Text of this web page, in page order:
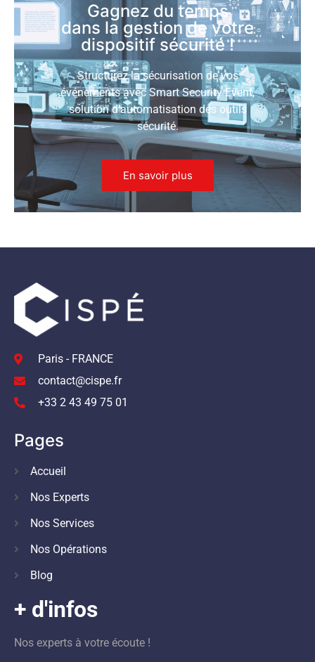
Gagnez du temps
dans la gestion de votre
dispositif sécurité !
Structurez la sécurisation de vos
événements avec Smart Security Event,
solution d’automatisation des outils
sécurité.
En savoir plus
Paris - FRANCE
contact@cispe.fr
+33 2 43 49 75 01
Pages
Accueil
Nos Experts
Nos Services
Nos Opérations
Blog
+ d'infos
Nos experts à votre écoute !